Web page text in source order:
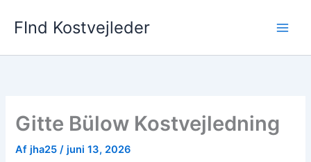
FInd Kostvejleder
Gitte Bülow Kostvejledning
Af jha25/ juni 13, 2026